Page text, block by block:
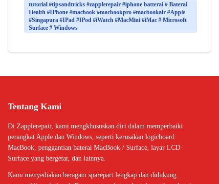
tutorial #tipsandtricks #zapplerepair #iphone batterai # Baterai
Health #IPhone #macbook #macbookpro #macbookair #Apple
#Singapura #IPad #IPod #iWatch #MacMini #iMac # Microsoft
Surface # Windows
Tentang Kami
Di Zapplerepair, kami mengkhususkan diri dalam memperbaiki
perangkat Apple dan Windows, seperti kerusakan logicboard
MacBook, penggantian baterai MacBook / Surface, layar LCD
Surface yang bergetar, dan lainnya.
Kami menyediakan beragam sparepart lengkap dan didukung